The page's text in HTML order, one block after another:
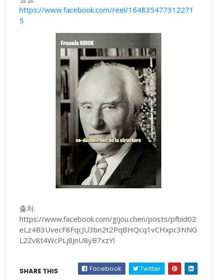
https://www.facebook.com/reel/164835477312271
5
출처:
https://www.facebook.com/gijou.chen/posts/pfbid02
eLz4B3UvecF8FqcJU3bn2t2PqBHQcq1vCHxpc3NNG
L2Zv8t4WcPLj8JnU8yB7xzYl
SHARE THIS Facebook Twitter